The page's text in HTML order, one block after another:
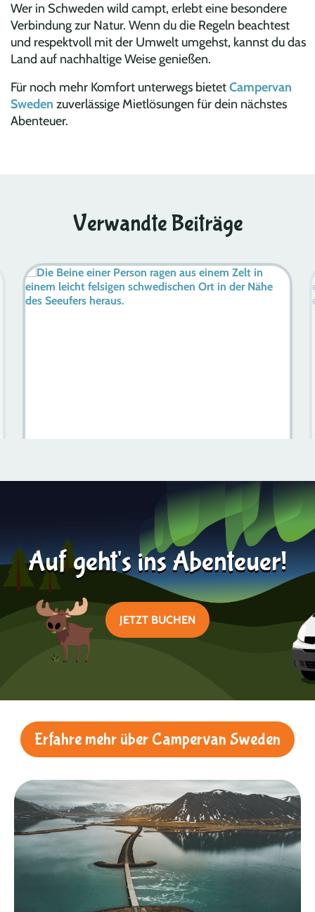
Wer in Schweden wild campt, erlebt eine besondere
Verbindung zur Natur. Wenn du die Regeln beachtest
und respektvoll mit der Umwelt umgehst, kannst du das
Land auf nachhaltige Weise genießen.
Für noch mehr Komfort unterwegs bietetCampervan
Sweden zuverlässige Mietlösungen für dein nächstes
Abenteuer.
Verwandte Beiträge
Mehr erfahren
Auf geht's ins Abenteuer!
JETZT BUCHEN
Erfahre mehr über Campervan Sweden